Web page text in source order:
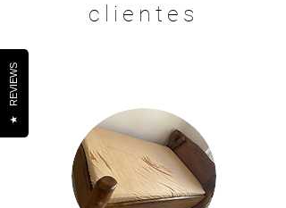
clientes
★
REVIEWS